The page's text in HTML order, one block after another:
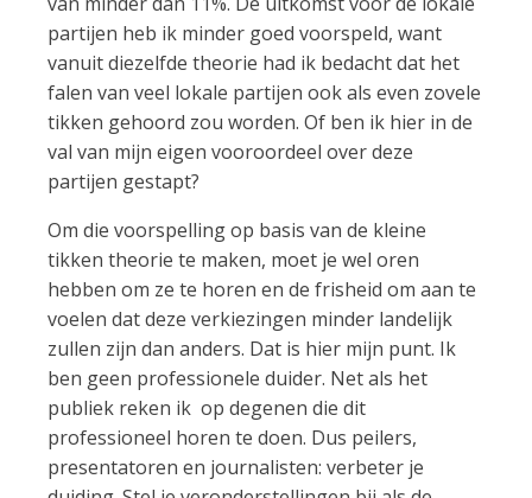
partijen heb ik minder goed voorspeld, want
vanuit diezelfde theorie had ik bedacht dat het
falen van veel lokale partijen ook als even zovele
tikken gehoord zou worden. Of ben ik hier in de
val van mijn eigen vooroordeel over deze
partijen gestapt?
Om die voorspelling op basis van de kleine
tikken theorie te maken, moet je wel oren
hebben om ze te horen en de frisheid om aan te
voelen dat deze verkiezingen minder landelijk
zullen zijn dan anders. Dat is hier mijn punt. Ik
ben geen professionele duider. Net als het
publiek reken ik op degenen die dit
professioneel horen te doen. Dus peilers,
presentatoren en journalisten: verbeter je